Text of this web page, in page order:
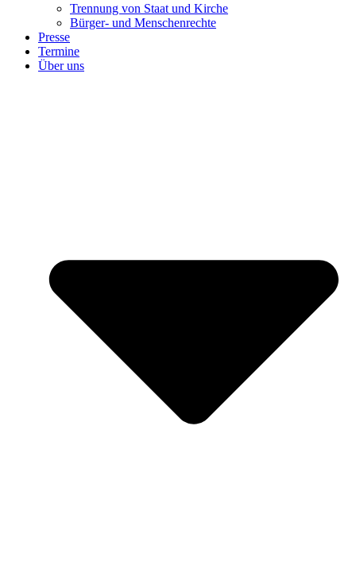
Trennung ​​​​​​​von Staat und Kirche
Bürger- und Menschenrechte
Presse
Termine
Über uns